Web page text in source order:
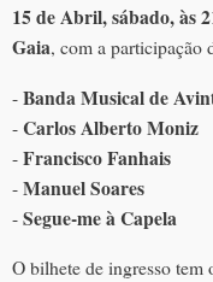
15 de Abril, sábado, às
Gaia, com a participação
-Banda Musical de
-Carlos Alberto Moniz
-Francisco Fanhais
-Manuel Soares
-Segue-me à Capela
O bilhete de ingresso tem